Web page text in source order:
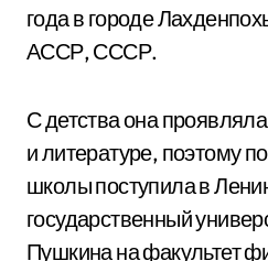
года в городе
АССР, СССР.
С детства она
и литературе, поэтому
школы поступила в
государственный
Пушкина на факультет